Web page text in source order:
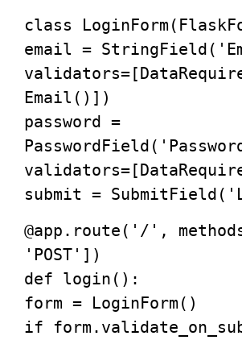
class
LoginForm (
email = StringField(
Email()])
password =
PasswordField(
submit = SubmitField(
@app.route( '/' ,
'POST' ] )
def login ():
form = LoginForm()
if